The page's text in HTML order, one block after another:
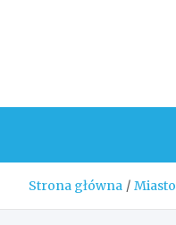
Strona główna Miasto